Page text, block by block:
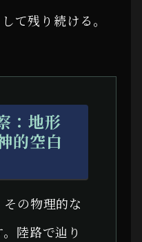
て残り続ける。
：地形
的空白
の物理的な
陸路で辿り